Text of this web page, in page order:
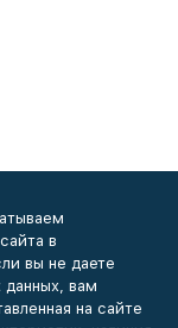
в
вы не даете
данных, вам
на сайте